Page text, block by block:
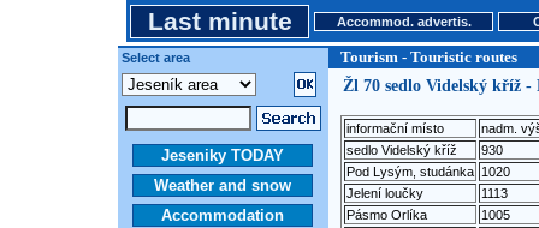
Last minute Accommod. advertis.
Select area Tourism - Touristic routes
Jeseniky TODAY
Weather and snow
Accommodation
Žl 70 sedlo Videlský kříž -
informační místo
nadm.
sedlo Videlský kříž
930
Pod Lysým, studánka
1020
Jelení loučky
1113
Pásmo Orlíka
1005